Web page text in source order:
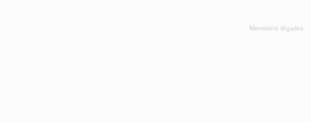
Mentions légales